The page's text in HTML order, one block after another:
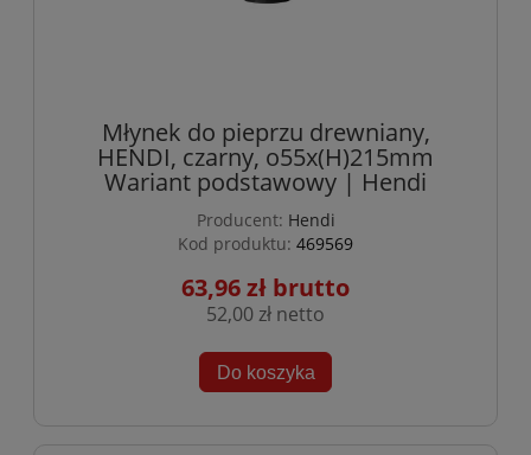
Młynek do pieprzu drewniany,
HENDI, czarny, o55x(H)215mm
Wariant podstawowy | Hendi
Producent: Hendi
Kod produktu: 469569
63,96 zł
52,00 zł
Do koszyka